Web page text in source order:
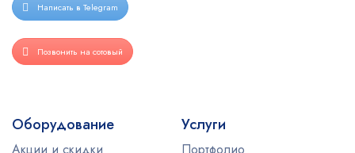
Написать в Telegram
Позвонить на сотовый
Оборудование
Акции и скидки
Услуги
Портфолио